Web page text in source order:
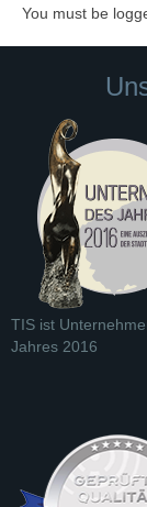
You must be
TIS ist
Jahres 2016